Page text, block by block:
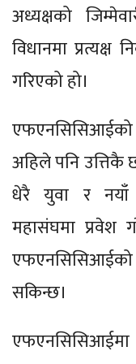
अध्यक्षको
विधानमा प्रत्यक्ष
गरिएको हो।
एफएनसिसिआईको
अहिले पनि उत्तिकै
धेरै युवा र नयाँ
महासंघमा प्रवेश
सकिन्छ।
एफएनसिसिआईमा